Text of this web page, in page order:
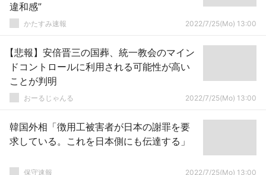
違和感”
かたすみ速報 2022/7/25(Mo) 13:00
【悲報】安倍晋三の国葬、統一教会のマイン
ドコントロールに利用される可能性が高い
ことが判明
おーるじゃんる 2022/7/25(Mo) 13:00
韓国外相「徴用工被害者が日本の謝罪を要
求している。これを日本側にも伝達する」
保守速報 2022/7/25(Mo) 13:00